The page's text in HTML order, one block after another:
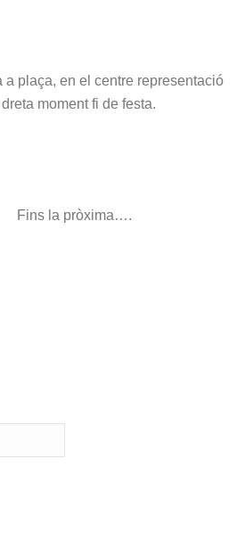
plaça, en el centre representació
moment fi de festa.
Fins la pròxima….